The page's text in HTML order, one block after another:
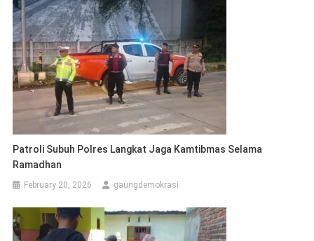
Patroli Subuh Polres Langkat Jaga Kamtibmas Selama
Ramadhan
February 20, 2026 gaungdemokrasi